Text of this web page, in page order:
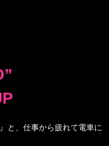
と、仕事から疲れて電車に